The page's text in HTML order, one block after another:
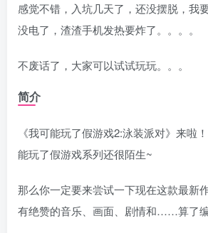
感觉不错，入坑几天了，还没摆脱，我
没电了，渣渣手机发热要炸了。。。。
不废话了，大家可以试试玩玩。。。
简介
《我可能玩了假游戏2:泳装派对》来啦
能玩了假游戏系列还很陌生~
那么你一定要来尝试一下现在这款最新
有绝赞的音乐、画面、剧情和……算了